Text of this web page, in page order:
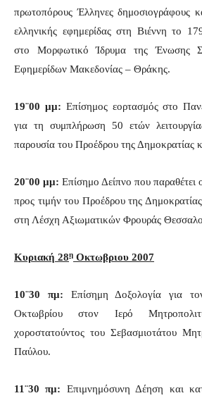
πρωτοπόρους Έλληνες δημοσιογράφους
ελληνικής εφημερίδας στη Βιέννη το
στο Μορφωτικό Ίδρυμα της Ένωσης
Εφημερίδων Μακεδονίας – Θράκης.
19¨00 μμ: Επίσημος εορτασμός στο
για τη συμπλήρωση 50 ετών
παρουσία του Προέδρου της Δημοκρατίας
20¨00 μμ: Επίσημο Δείπνο που παραθέτει
προς τιμήν του Προέδρου της
στη Λέσχη Αξιωματικών Φρουράς
Κυριακή 28η Οκτωβριου 2007
10¨30 πμ: Επίσημη Δοξολογία για
Οκτωβρίου στον Ιερό
χοροστατούντος του Σεβασμιοτάτου
Παύλου.
11¨30 πμ: Επιμνημόσυνη Δέηση και